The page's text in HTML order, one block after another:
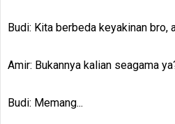
Budi: Kita berbeda keyakinan bro,
Amir: Bukannya kalian seagama
Budi: Memang...